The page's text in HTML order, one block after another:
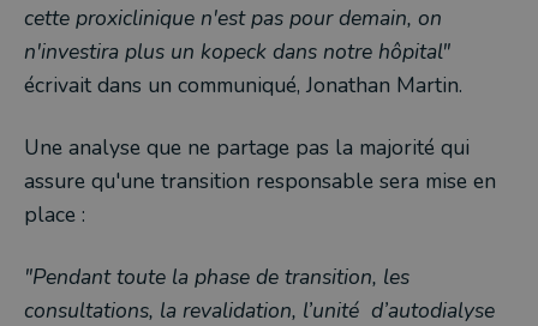
cette proxiclinique n'est pas pour demain, on
n'investira plus un kopeck dans notre hôpital"
écrivait dans un communiqué, Jonathan Martin.
Une analyse que ne partage pas la majorité qui
assure qu'une transition responsable sera mise en
place :
"Pendant toute la phase de transition, les
consultations, la revalidation, l’unité d’autodialyse